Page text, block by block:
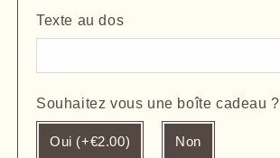
Texte au dos
Souhaitez vous une boîte cadeau ?
Oui (+€2.00) Non